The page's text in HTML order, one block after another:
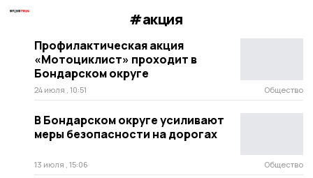
#акция
Профилактическая акция
«Мотоциклист» проходит в
Бондарском округе
24 июля , 10:51 Общество
В Бондарском округе усиливают
меры безопасности на дорогах
13 июля , 15:06 Общество